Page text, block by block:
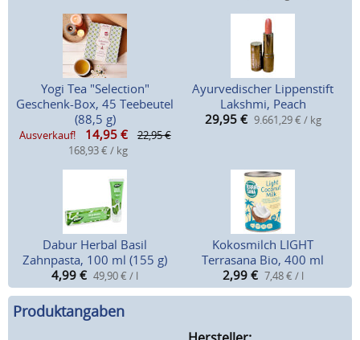
Yogi Tea "Selection"
Geschenk-Box, 45 Teebeutel
(88,5 g)
Ausverkauf! 14,95 €
22,95 €
168,93 € / kg
Ayurvedischer Lippenstift
Lakshmi, Peach
29,95 € 9.661,29 € / kg
Dabur Herbal Basil
Zahnpasta, 100 ml (155 g)
4,99 € 49,90 € / l
Kokosmilch LIGHT
Terrasana Bio, 400 ml
2,99 € 7,48 € / l
Produktangaben